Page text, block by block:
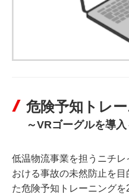
危険予知トレ
～VRゴーグルを導入
低温物流事業を担うニチ
おける事故の未然防止を
た危険予知トレーニングを